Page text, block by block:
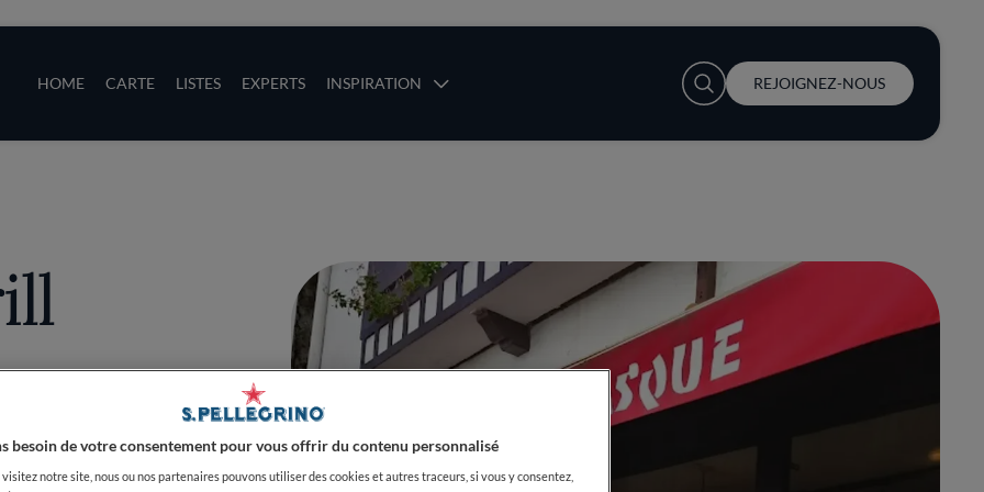
HOME CARTE LISTES EXPERTS INSPIRATION
User account menu
REJOIGNEZ-NOUS
besoin de votre consentement pour vous offrir du contenu personnalisé
visitez notre site, nous ou nos partenaires pouvons utiliser des cookies et autres traceurs, si vous y consentez,